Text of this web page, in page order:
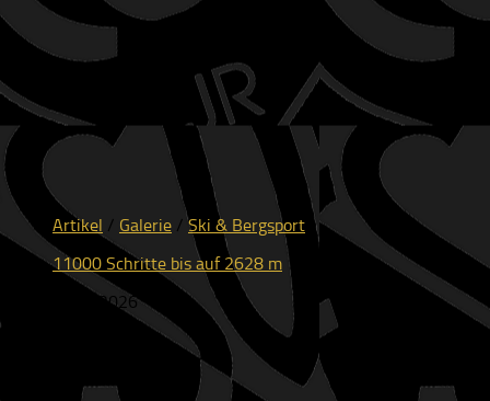
Artikel / Galerie /Ski & Bergsport
11000 Schritte bis auf 2628 m
26.07.2026